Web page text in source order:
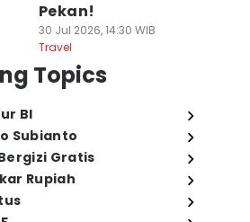
Pekan!
30 Jul 2026, 14:30 WIB
Travel
Topics
BI
Subianto
Gratis
Rupiah